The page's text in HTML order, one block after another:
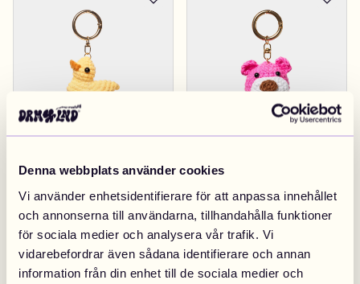
Denna webbplats använder cookies
Vi använder enhetsidentifierare för att anpassa innehållet
och annonserna till användarna, tillhandahålla funktioner
för sociala medier och analysera vår trafik. Vi
vidarebefordrar även sådana identifierare och annan
information från din enhet till de sociala medier och
Limited Editions
Support
My designs Wishlist My orders